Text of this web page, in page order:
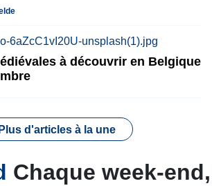
à découvrir en Belgique
Plus d'articles à la une
Chaque week-end,